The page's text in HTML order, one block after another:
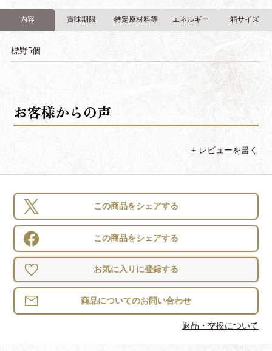
内容 賞味期限 特定原材料等 エネルギー 箱サイズ
標野5個
レビューを書く
この商品をシェアする
この商品をシェアする
お気に入りに登録する
返品・交換について